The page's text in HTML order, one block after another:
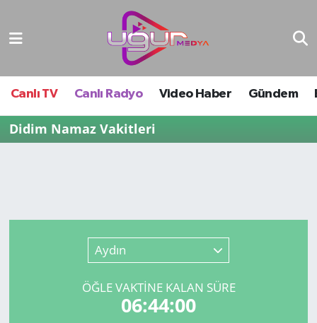
Canlı TV Canlı Radyo Video Haber Gündem
Didim Namaz Vakitleri
Aydın
ÖĞLE VAKTİNE KALAN SÜRE
06:44:00
Nöbetçi Eczaneler
Hava Durumu
Namaz Vakitleri
Tüm Manşetler